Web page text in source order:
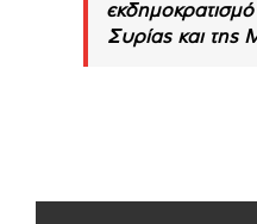
Συρίας και της